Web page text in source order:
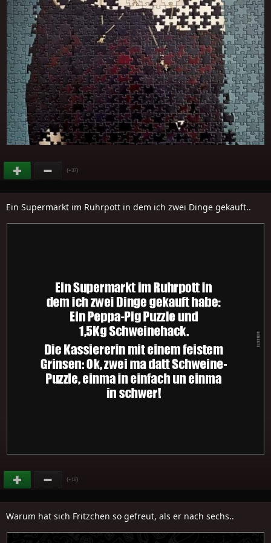
(+37)
Ein Supermarkt im Ruhrpott in dem ich zwei Dinge gekauft..
(+16)
Warum hat sich Fritzchen so gefreut, als er nach sechs..